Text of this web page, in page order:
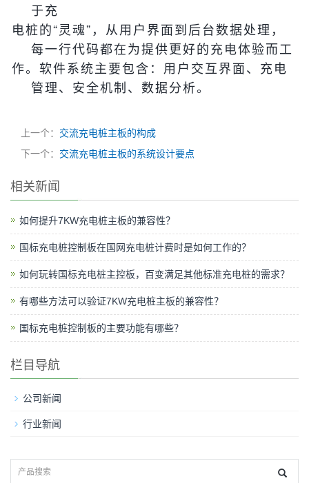
于充
电桩的“灵魂”，从用户界面到后台数据处理，
每一行代码都在为提供更好的充电体验而工
作。 软件系统主要包含： 用 户交互界面、 充电
管理、 安全机制、 数据分析。
上一个： 交流充电桩主板的构成
下一个： 交流充电桩主板的系统设计要点
相关新闻
如何提升7KW充电桩主板的兼容性？
国标充电桩控制板在国网充电桩计费时是如何工作的？
如何玩转国标充电桩主控板，百变满足其他标准充电桩的需求？
有哪些方法可以验证7KW充电桩主板的兼容性？
国标充电桩控制板的主要功能有哪些？
栏目导航
公司新闻
行业新闻